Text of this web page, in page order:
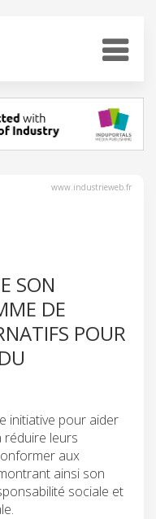
www.industrieweb.fr
SON
DE
POUR
initiative pour aider
réduire leurs
aux
ainsi son
sociale et